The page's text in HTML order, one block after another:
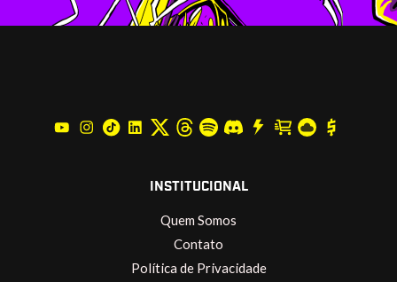
INSTITUCIONAL
Quem Somos
Contato
Política de Privacidade